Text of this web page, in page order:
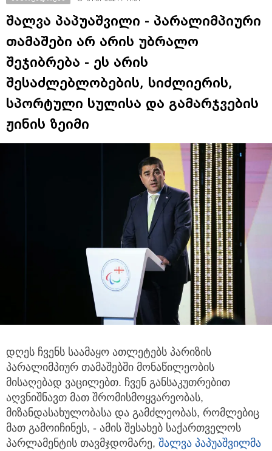
შალვა პაპუაშვილი - პარალიმპიური
თამაშები არ არის უბრალო
შეჯიბრება - ეს არის
შესაძლებლობების, სიძლიერის,
სპორტული სულისა და გამარჯვების
ჟინის ზეიმი
დღეს ჩვენს საამაყო ათლეტებს პარიზის
პარალიმპიურ თამაშებში მონაწილეობის
მისაღებად ვაცილებთ. ჩვენ განსაკუთრებით
აღვნიშნავთ მათ შრომისმოყვარეობას,
მიზანდასახულობასა და გამძლეობას, რომლებიც
მათ გამოიჩინეს, - ამის შესახებ საქართველოს
პარლამენტის თავმჯდომარე, შალვა პაპუაშვილმა